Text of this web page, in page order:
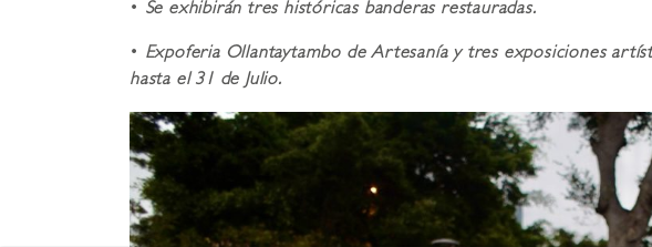
• Se exhibirán tres históricas banderas restauradas.
• Expoferia Ollantaytambo de Artesanía y tres exposiciones
hasta el 31 de Julio.